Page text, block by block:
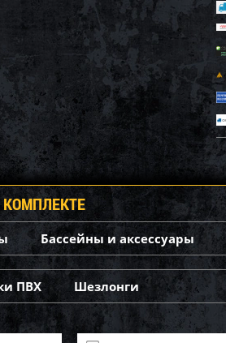
Бассейны и аксессуары
ПВХ Шезлонги